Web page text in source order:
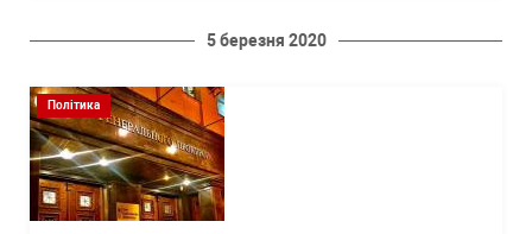
5 березня 2020
Політика